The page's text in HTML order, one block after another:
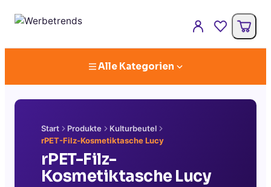
Alle Kategorien
Start Produkte
Kulturbeutel
rPET-Filz-Kosmetiktasche Lucy
rPET-Filz-
Kosmetiktasche Lucy